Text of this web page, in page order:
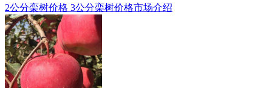
2公分栾树价格 3公分栾树价格市场介绍